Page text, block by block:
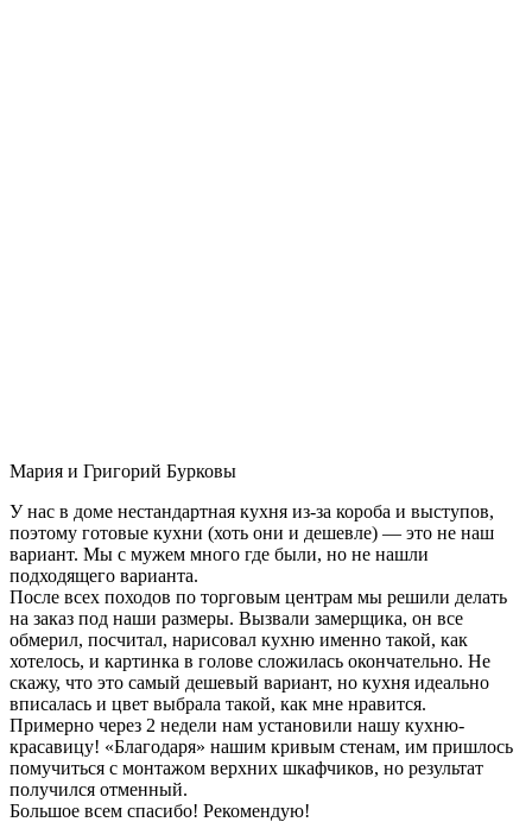
Мария и Григорий Бурковы
У нас в доме нестандартная кухня из-за короба и выступов,
поэтому готовые кухни (хоть они и дешевле) — это не наш
вариант. Мы с мужем много где были, но не нашли
подходящего варианта.
После всех походов по торговым центрам мы решили делать
на заказ под наши размеры. Вызвали замерщика, он все
обмерил, посчитал, нарисовал кухню именно такой, как
хотелось, и картинка в голове сложилась окончательно. Не
скажу, что это самый дешевый вариант, но кухня идеально
вписалась и цвет выбрала такой, как мне нравится.
Примерно через 2 недели нам установили нашу кухню-
красавицу! «Благодаря» нашим кривым стенам, им пришлось
помучиться с монтажом верхних шкафчиков, но результат
получился отменный.
Большое всем спасибо! Рекомендую!